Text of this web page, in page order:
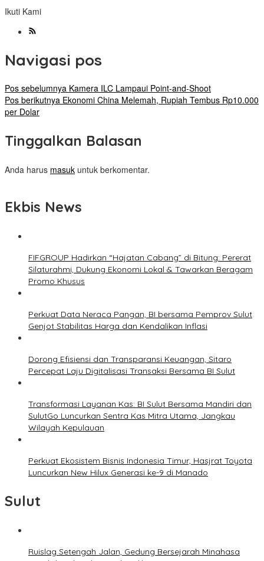
Ikuti Kami
Navigasi pos
Pos sebelumnya Kamera ILC Lampaui Point-and-Shoot
Pos berikutnya Ekonomi China Melemah, Rupiah Tembus Rp10.000
per Dolar
Tinggalkan Balasan
Anda harus masuk untuk berkomentar.
Ekbis News
FIFGROUP Hadirkan “Hajatan Cabang” di Bitung: Pererat
Silaturahmi, Dukung Ekonomi Lokal & Tawarkan Beragam
Promo Khusus
Perkuat Data Neraca Pangan, BI bersama Pemprov Sulut
Genjot Stabilitas Harga dan Kendalikan Inflasi
Dorong Efisiensi dan Transparansi Keuangan, Sitaro
Percepat Laju Digitalisasi Transaksi Bersama BI Sulut
Transformasi Layanan Kas: BI Sulut Bersama Mandiri dan
SulutGo Luncurkan Sentra Kas Mitra Utama, Jangkau
Wilayah Kepulauan
Perkuat Ekosistem Bisnis Indonesia Timur, Hasjrat Toyota
Luncurkan New Hilux Generasi ke-9 di Manado
Sulut
Ruislag Setengah Jalan, Gedung Bersejarah Minahasa